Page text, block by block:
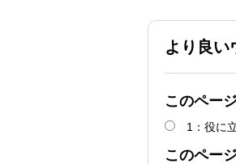
より良い
このペー
1：役に
このペー